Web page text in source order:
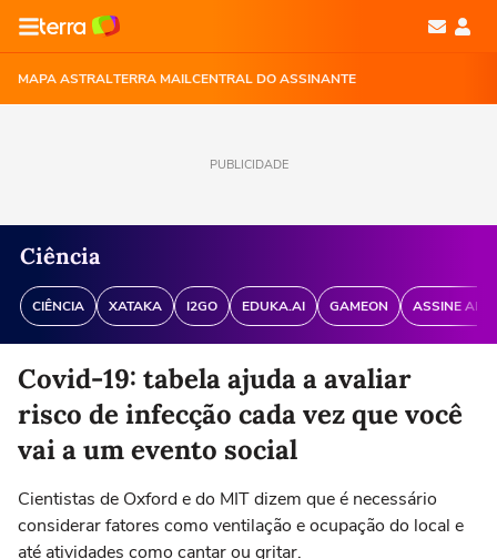
MAPA ASTRALTERRA MAILCENTRAL DO ASSINANTE
PUBLICIDADE
Ciência
CIÊNCIA XATAKA I2GO EDUKA.AI GAMEON ASSINE
Covid-19: tabela ajuda a avaliar
risco de infecção cada vez que você
vai a um evento social
Cientistas de Oxford e do MIT dizem que é necessário
considerar fatores como ventilação e ocupação do local e
até atividades como cantar ou gritar.